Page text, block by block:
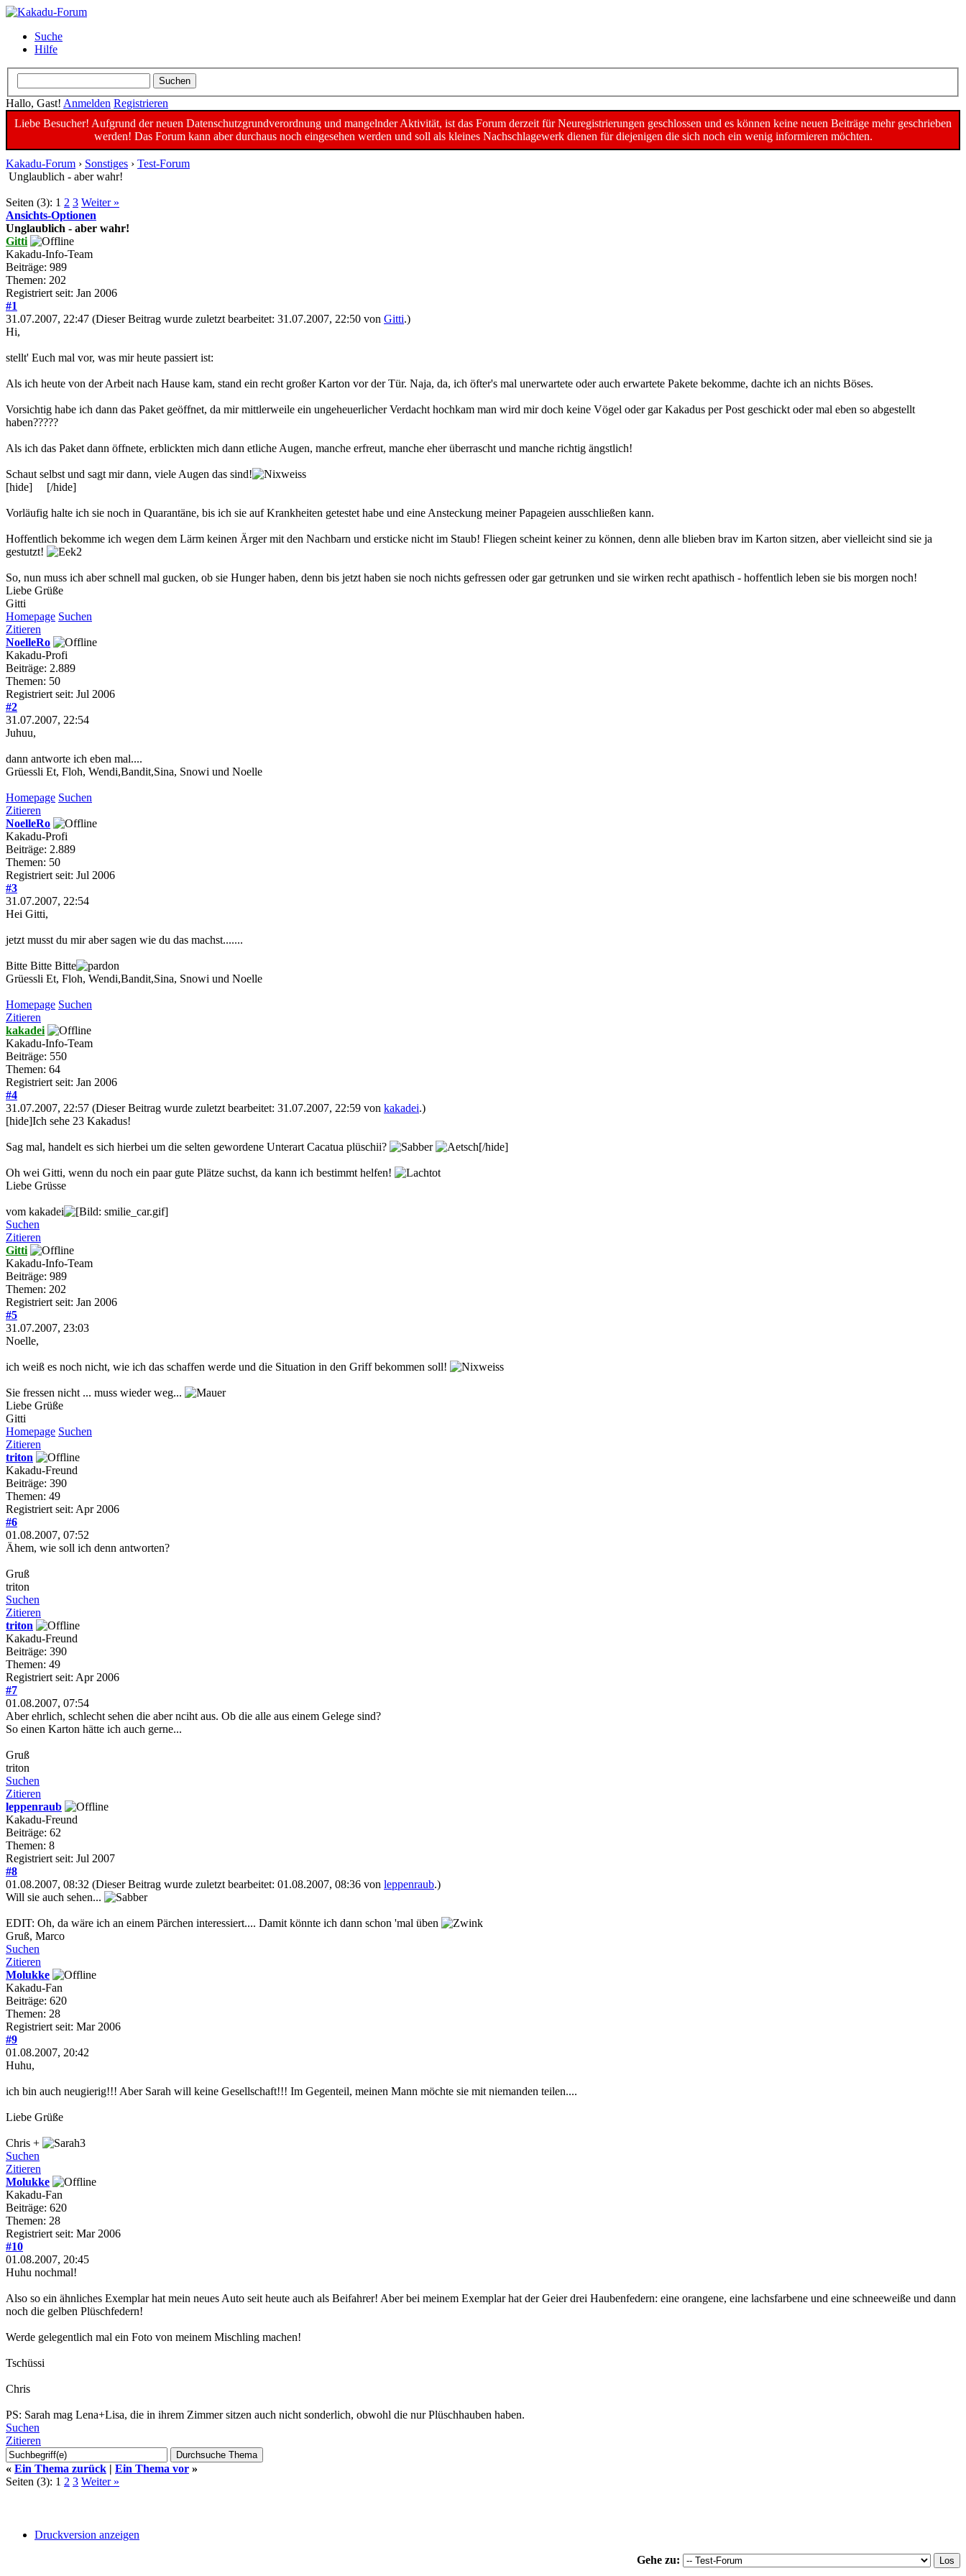
Suche
Hilfe
Hallo, Gast! Anmelden Registrieren
Liebe Besucher! Aufgrund der neuen Datenschutzgrundverordnung und mangelnder Aktivität, ist das Forum derzeit für Neuregistrierungen geschlossen und es können keine neuen Beiträge mehr geschrieben
werden! Das Forum kann aber durchaus noch eingesehen werden und soll als kleines Nachschlagewerk dienen für diejenigen die sich noch ein wenig informieren möchten.
Kakadu-Forum › Sonstiges › Test-Forum
Unglaublich - aber wahr!
Seiten (3): 1 2 3 Weiter »
Ansichts-Optionen
Unglaublich - aber wahr!
Gitti
Kakadu-Info-Team
Beiträge: 989
Themen: 202
Registriert seit: Jan 2006
#1
31.07.2007, 22:47 (Dieser Beitrag wurde zuletzt bearbeitet: 31.07.2007, 22:50 von Gitti.)
Hi,
stellt' Euch mal vor, was mir heute passiert ist:
Als ich heute von der Arbeit nach Hause kam, stand ein recht großer Karton vor der Tür. Naja, da, ich öfter's mal unerwartete oder auch erwartete Pakete bekomme, dachte ich an nichts Böses.
Vorsichtig habe ich dann das Paket geöffnet, da mir mittlerweile ein ungeheuerlicher Verdacht hochkam man wird mir doch keine Vögel oder gar Kakadus per Post geschickt oder mal eben so abgestellt
haben?????
Als ich das Paket dann öffnete, erblickten mich dann etliche Augen, manche erfreut, manche eher überrascht und manche richtig ängstlich!
Schaut selbst und sagt mir dann, viele Augen das sind!
[hide]
[/hide]
Vorläufig halte ich sie noch in Quarantäne, bis ich sie auf Krankheiten getestet habe und eine Ansteckung meiner Papageien ausschließen kann.
Hoffentlich bekomme ich wegen dem Lärm keinen Ärger mit den Nachbarn und ersticke nicht im Staub! Fliegen scheint keiner zu können, denn alle blieben brav im Karton sitzen, aber vielleicht sind sie ja
gestutzt!
So, nun muss ich aber schnell mal gucken, ob sie Hunger haben, denn bis jetzt haben sie noch nichts gefressen oder gar getrunken und sie wirken recht apathisch - hoffentlich leben sie bis morgen noch!
Liebe Grüße
Gitti
Homepage Suchen
Zitieren
NoelleRo
Kakadu-Profi
Beiträge: 2.889
Themen: 50
Registriert seit: Jul 2006
#2
31.07.2007, 22:54
Juhuu,
dann antworte ich eben mal....
Grüessli Et, Floh, Wendi,Bandit,Sina, Snowi und Noelle
Homepage Suchen
Zitieren
NoelleRo
Kakadu-Profi
Beiträge: 2.889
Themen: 50
Registriert seit: Jul 2006
#3
31.07.2007, 22:54
Hei Gitti,
jetzt musst du mir aber sagen wie du das machst.......
Bitte Bitte Bitte
Grüessli Et, Floh, Wendi,Bandit,Sina, Snowi und Noelle
Homepage Suchen
Zitieren
kakadei
Kakadu-Info-Team
Beiträge: 550
Themen: 64
Registriert seit: Jan 2006
#4
31.07.2007, 22:57 (Dieser Beitrag wurde zuletzt bearbeitet: 31.07.2007, 22:59 von kakadei.)
[hide]Ich sehe 23 Kakadus!
Sag mal, handelt es sich hierbei um die selten gewordene Unterart Cacatua plüschii? [/hide]
Oh wei Gitti, wenn du noch ein paar gute Plätze suchst, da kann ich bestimmt helfen!
Liebe Grüsse
vom kakadei
Suchen
Zitieren
Gitti
Kakadu-Info-Team
Beiträge: 989
Themen: 202
Registriert seit: Jan 2006
#5
31.07.2007, 23:03
Noelle,
ich weiß es noch nicht, wie ich das schaffen werde und die Situation in den Griff bekommen soll!
Sie fressen nicht ... muss wieder weg...
Liebe Grüße
Gitti
Homepage Suchen
Zitieren
triton
Kakadu-Freund
Beiträge: 390
Themen: 49
Registriert seit: Apr 2006
#6
01.08.2007, 07:52
Ähem, wie soll ich denn antworten?
Gruß
triton
Suchen
Zitieren
triton
Kakadu-Freund
Beiträge: 390
Themen: 49
Registriert seit: Apr 2006
#7
01.08.2007, 07:54
Aber ehrlich, schlecht sehen die aber nciht aus. Ob die alle aus einem Gelege sind?
So einen Karton hätte ich auch gerne...
Gruß
triton
Suchen
Zitieren
leppenraub
Kakadu-Freund
Beiträge: 62
Themen: 8
Registriert seit: Jul 2007
#8
01.08.2007, 08:32 (Dieser Beitrag wurde zuletzt bearbeitet: 01.08.2007, 08:36 von leppenraub.)
Will sie auch sehen...
EDIT: Oh, da wäre ich an einem Pärchen interessiert.... Damit könnte ich dann schon 'mal üben
Gruß, Marco
Suchen
Zitieren
Molukke
Kakadu-Fan
Beiträge: 620
Themen: 28
Registriert seit: Mar 2006
#9
01.08.2007, 20:42
Huhu,
ich bin auch neugierig!!! Aber Sarah will keine Gesellschaft!!! Im Gegenteil, meinen Mann möchte sie mit niemanden teilen....
Liebe Grüße
Chris +
Suchen
Zitieren
Molukke
Kakadu-Fan
Beiträge: 620
Themen: 28
Registriert seit: Mar 2006
#10
01.08.2007, 20:45
Huhu nochmal!
Also so ein ähnliches Exemplar hat mein neues Auto seit heute auch als Beifahrer! Aber bei meinem Exemplar hat der Geier drei Haubenfedern: eine orangene, eine lachsfarbene und eine schneeweiße und dann
noch die gelben Plüschfedern!
Werde gelegentlich mal ein Foto von meinem Mischling machen!
Tschüssi
Chris
PS: Sarah mag Lena+Lisa, die in ihrem Zimmer sitzen auch nicht sonderlich, obwohl die nur Plüschhauben haben.
Suchen
Zitieren
« Ein Thema zurück | Ein Thema vor »
Seiten (3): 1 2 3 Weiter »
Druckversion anzeigen
Gehe zu: